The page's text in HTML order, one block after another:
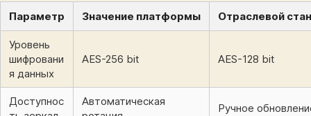
Параметр Значение платформы Отраслевой
Уровень
шифровани
я данных
AES-256 bit AES-128 bit
Доступнос
Автоматическая
Ручное